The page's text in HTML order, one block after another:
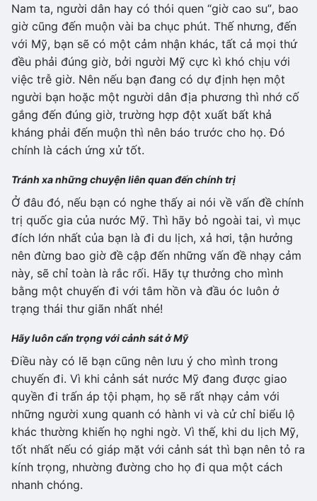
Nam ta, người dân hay có thói quen “giờ cao su”, bao
giờ cũng đến muộn vài ba chục phút. Thế nhưng, đến
với Mỹ, bạn sẽ có một cảm nhận khác, tất cả mọi thứ
đều phải đúng giờ, bởi người Mỹ cực kì khó chịu với
việc trễ giờ. Nên nếu bạn đang có dự định hẹn một
người bạn hoặc một người dân địa phương thì nhớ cố
gắng đến đúng giờ, trường hợp đột xuất bất khả
kháng phải đến muộn thì nên báo trước cho họ. Đó
chính là cách ứng xử tốt.
Tránh xa những chuyện liên quan đến chính trị
Ở đâu đó, nếu bạn có nghe thấy ai nói về vấn đề chính
trị quốc gia của nước Mỹ. Thì hãy bỏ ngoài tai, vì mục
đích lớn nhất của bạn là đi du lịch, xả hơi, tận hưởng
nên đừng bao giờ đề cập đến những vấn đề nhạy cảm
này, sẽ chỉ toàn là rắc rối. Hãy tự thưởng cho mình
bằng một chuyến đi với tâm hồn và đầu óc luôn ở
trạng thái thư giãn nhất nhé!
Hãy luôn cẩn trọng với cảnh sát ở Mỹ
Điều này có lẽ bạn cũng nên lưu ý cho mình trong
chuyến đi. Vì khi cảnh sát nước Mỹ đang được giao
quyền đi trấn áp tội phạm, họ sẽ rất nhạy cảm với
những người xung quanh có hành vi và cử chỉ biểu lộ
khác thường khiến họ nghi ngờ. Vì thế, khi du lịch Mỹ,
tốt nhất nếu có giáp mặt với cảnh sát thì bạn nên tỏ ra
kính trọng, nhường đường cho họ đi qua một cách
nhanh chóng.